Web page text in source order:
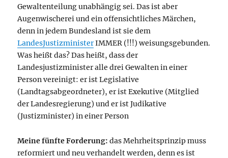
Gewaltenteilung unabhängig sei. Das ist aber
Augenwischerei und ein offensichtliches Märchen,
denn in jedem Bundesland ist sie dem
LandesJustizministerIMMER (!!!) weisungsgebunden.
Was heißt das? Das heißt, dass der
Landesjustizminister alle drei Gewalten in einer
Person vereinigt: er ist Legislative
(Landtagsabgeordneter), er ist Exekutive (Mitglied
der Landesregierung) und er ist Judikative
(Justizminister) in einer Person
Meine fünfte Forderung:das Mehrheitsprinzip muss
reformiert und neu verhandelt werden, denn es ist